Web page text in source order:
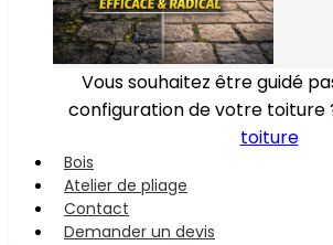
Vous souhaitez être guidé
configuration de votre toiture
toiture
Bois
Atelier de pliage
Contact
Demander un devis